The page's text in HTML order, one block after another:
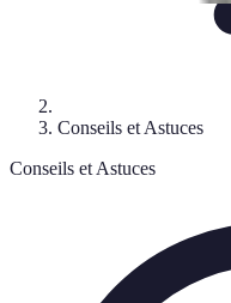
Conseils et Astuces
Conseils et Astuces